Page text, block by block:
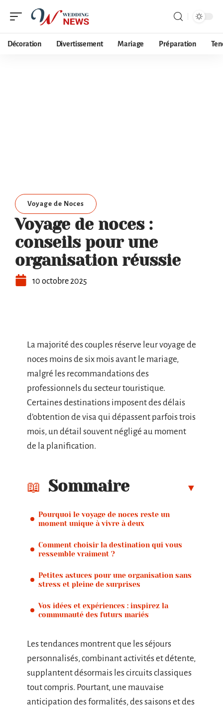
Décoration Divertissement Mariage Préparation
Voyage de Noces
Voyage de noces :
conseils pour une
organisation réussie
10 octobre 2025
La majorité des couples réserve leur voyage de
noces moins de six mois avant le mariage,
malgré les recommandations des
professionnels du secteur touristique.
Certaines destinations imposent des délais
d’obtention de visa qui dépassent parfois trois
mois, un détail souvent négligé au moment
de la planification.
Sommaire
Pourquoi le voyage de noces reste un
moment unique à vivre à deux
Comment choisir la destination qui vous
ressemble vraiment ?
Petites astuces pour une organisation sans
stress et pleine de surprises
Vos idées et expériences : inspirez la
communauté des futurs mariés
Les tendances montrent que les séjours
personnalisés, combinant activités et détente,
supplantent désormais les circuits classiques
tout compris. Pourtant, une mauvaise
anticipation des formalités, des saisons et des